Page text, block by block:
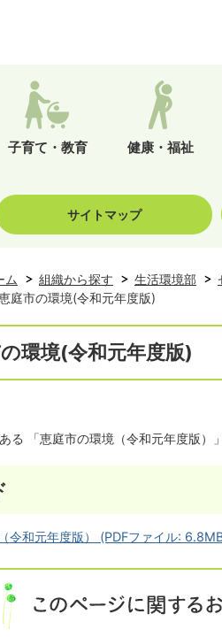
子育て・教育 健康・福祉
サイトマップ
ム 組織から探す 生活環境部
庭市の環境(令和元年度版)
環境(令和元年度版)
る 「恵庭市の環境（令和元年度版）
令和元年度版） (PDFファイル: